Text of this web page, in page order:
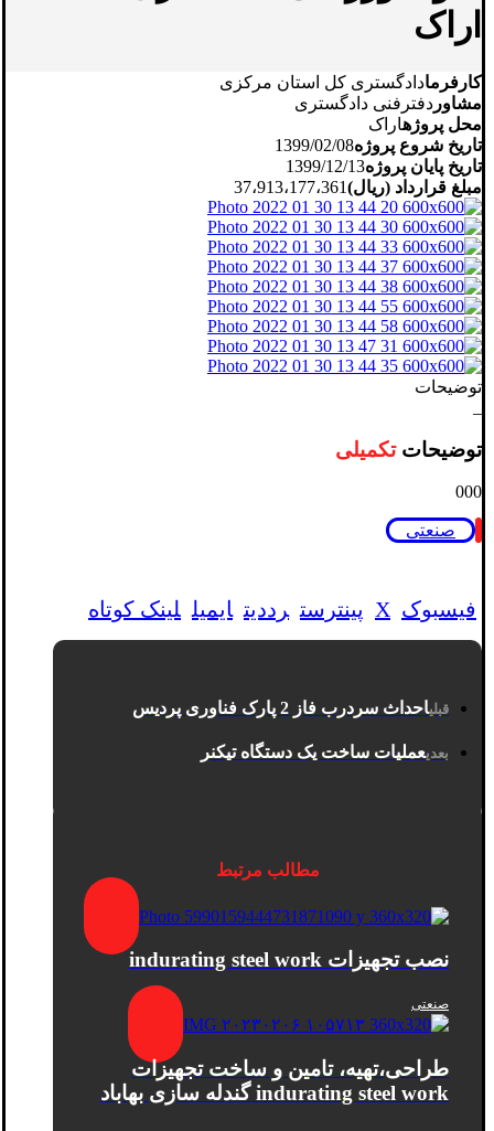
اراک
کارفرمادادگستری کل استان مرکزی
مشاور دفترفنی دادگستری
محل پروژهاراک
تاریخ شروع پروژه1399/02/08
تاریخ پایان پروژه1399/12/13
مبلغ قرارداد (ریال)37،913،177،361
توضیحات
توضیحاتتکمیلی
000
صنعتی
فیسبوک X پینترست رددیت ایمیل لینک کوتاه
قبلیاحداث سردرب فاز 2 پارک فناوری پردیس
بعدیعملیات ساخت یک دستگاه تیکنر
مطالب مرتبط
نصب تجهیزات indurating steel work
صنعتی
طراحی،تهیه، تامین و ساخت تجهیزات
indurating steel work گندله سازی بهاباد